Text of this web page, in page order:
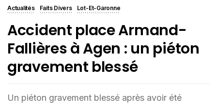
Actualités Faits Divers Lot-Et-Garonne
Accident place Armand-
Fallières à Agen : un piéton
gravement blessé
Un piéton gravement blessé après avoir été